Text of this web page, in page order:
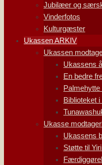
Jubilæer og
Vinderfotos
Kulturgæster
Ukassen ARKIV
Ukassen
Ukassens
En bedre
Biblioteket
Ukasse
Ukassens
Støtte til